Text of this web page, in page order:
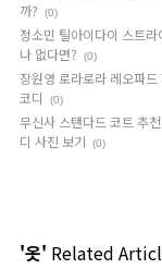
까?
(0)
정소민 틸아이다이 스트
나 없다면?
(0)
장원영 로라로라 레오파
코디
(0)
무신사 스탠다드 코트 추
디 사진 보기
(0)
'옷' Related